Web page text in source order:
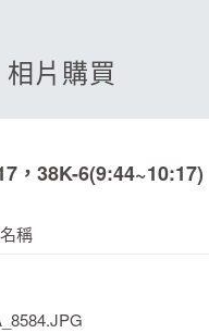
片購買
，38K-6(9:44~10:17)
稱